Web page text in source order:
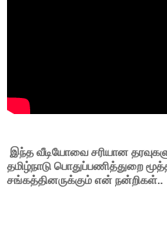
இந்த வீடியோவை சரியான
தமிழ்நாடு பொதுப்பணித்துறை
சங்கத்தினருக்கும் என் நன்றிகள்..